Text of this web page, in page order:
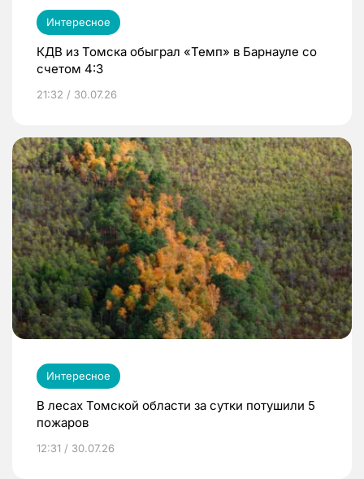
Интересное
КДВ из Томска обыграл «Темп» в Барнауле со
счетом 4:3
21:32 / 30.07.26
Интересное
В лесах Томской области за сутки потушили 5
пожаров
12:31 / 30.07.26